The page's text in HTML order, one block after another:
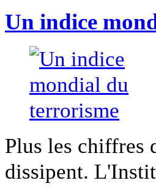
Un indice
Plus les chiffres
dissipent.